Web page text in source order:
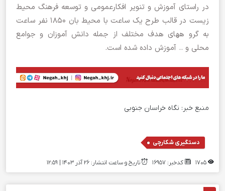
در راستای آموزش و تنویر افکارعمومی و توسعه فرهنگ محیط
زیست در قالب طرح یک ساعت با محیط بان 1850 نفر ساعت
به گرو ههای هدف مختلف از جمله دانش آموزان و جوامع
محلی و .. آموزش داده شده است.
منبع خبر: نگاه خراسان جنوبی
دستگیری شکارچی
کدخبر: 16957 تاریخ و ساعت انتشار: ۲۶ آذر ۱۴۰۳ | 12:59